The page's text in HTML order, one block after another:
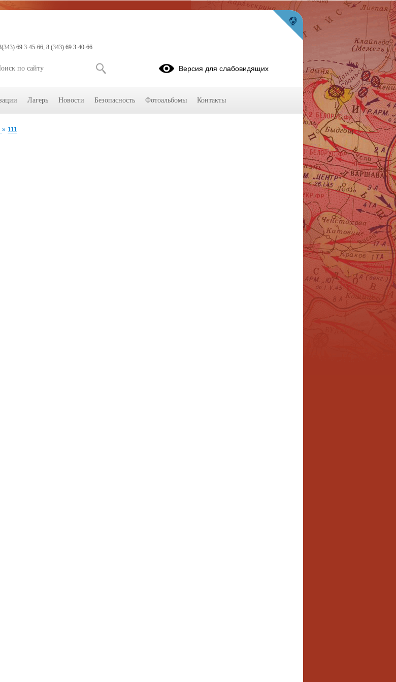
» 111
69 3-45-66, 8 (343) 69 3-40-66
Версия для слабовидящих
Лагерь Новости Безопасность Фотоальбомы Контакты